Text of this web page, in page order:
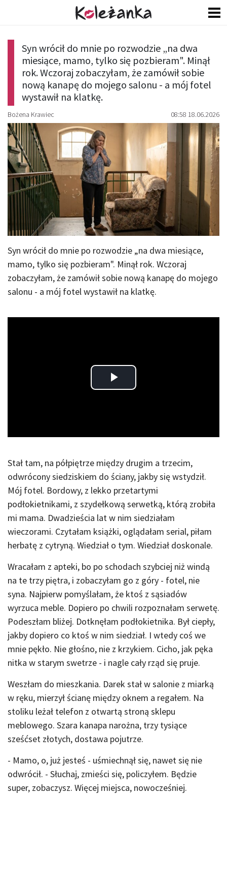
Syn wrócił do mnie po rozwodzie „na dwa
miesiące, mamo, tylko się pozbieram". Minął
rok. Wczoraj zobaczyłam, że zamówił sobie
nową kanapę do mojego salonu - a mój fotel
wystawił na klatkę.
Bożena Krawiec 08:58 18.06.2026
Syn wrócił do mnie po rozwodzie „na dwa miesiące,
mamo, tylko się pozbieram". Minął rok. Wczoraj
zobaczyłam, że zamówił sobie nową kanapę do mojego
salonu - a mój fotel wystawił na klatkę.
Play
Stał tam, na półpiętrze między drugim a trzecim,
odwrócony siedziskiem do ściany, jakby się wstydził.
Mój fotel. Bordowy, z lekko przetartymi
podłokietnikami, z szydełkową serwetką, którą zrobiła
mi mama. Dwadzieścia lat w nim siedziałam
wieczorami. Czytałam książki, oglądałam serial, piłam
herbatę z cytryną. Wiedział o tym. Wiedział doskonale.
Wracałam z apteki, bo po schodach szybciej niż windą
na te trzy piętra, i zobaczyłam go z góry - fotel, nie
syna. Najpierw pomyślałam, że ktoś z sąsiadów
wyrzuca meble. Dopiero po chwili rozpoznałam serwetę.
Podeszłam bliżej. Dotknęłam podłokietnika. Był ciepły,
jakby dopiero co ktoś w nim siedział. I wtedy coś we
mnie pękło. Nie głośno, nie z krzykiem. Cicho, jak pęka
nitka w starym swetrze - i nagle cały rząd się pruje.
Weszłam do mieszkania. Darek stał w salonie z miarką
w ręku, mierzył ścianę między oknem a regałem. Na
stoliku leżał telefon z otwartą stroną sklepu
meblowego. Szara kanapa narożna, trzy tysiące
sześćset złotych, dostawa pojutrze.
- Mamo, o, już jesteś - uśmiechnął się, nawet się nie
odwrócił. - Słuchaj, zmieści się, policzyłem. Będzie
super, zobaczysz. Więcej miejsca, nowocześniej.